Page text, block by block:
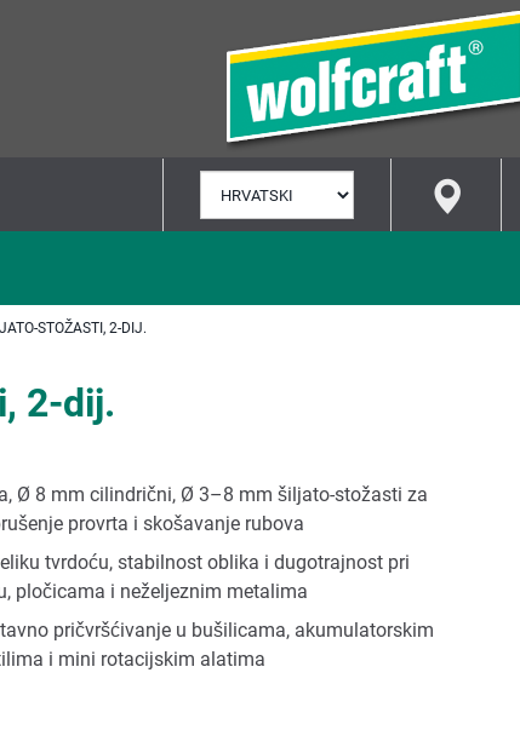
JEZIK
STOŽASTI, 2-DIJ.
2-dij.
Ø 8 mm cilindrični, Ø 3–8 mm šiljato-stožasti za
provrta i skošavanje rubova
tvrdoću, stabilnost oblika i dugotrajnost pri
pločicama i neželjeznim metalima
pričvršćivanje u bušilicama, akumulatorskim
i mini rotacijskim alatima